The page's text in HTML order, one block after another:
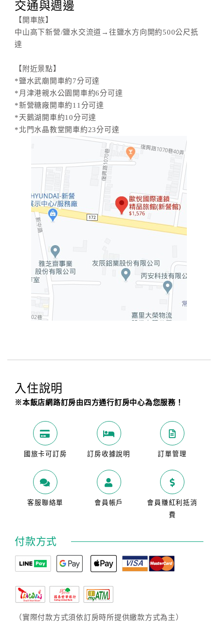
交通與週邊
【開車族】
中山高下新營/鹽水交流道→往鹽水方向開約500公尺扺
達
【附近景點】
*鹽水武廟開車約7分可達
*月津港親水公園開車約6分可達
*新營糖廠開車約11分可達
*天鵝湖開車約10分可達
*北門水晶教堂開車約23分可達
入住說明
※本飯店網路訂房由四方通行訂房中心為您服務！
國旅卡可訂房 訂房收據說明 訂單管理
客服聯絡單 會員帳戶
會員賺紅利抵消
費
付款方式
（實際付款方式須依訂房時所提供繳款方式為主）